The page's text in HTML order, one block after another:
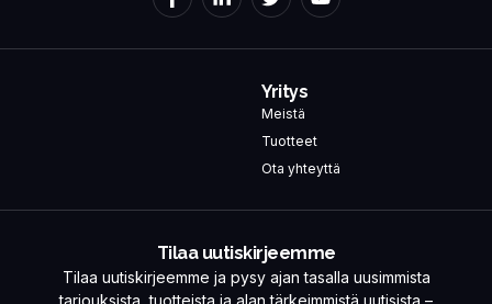
Yritys
Meistä
Tuotteet
Ota yhteyttä
Tilaa uutiskirjeemme
Tilaa uutiskirjeemme ja pysy ajan tasalla uusimmista
tarjouksista, tuotteista ja alan tärkeimmistä uutisista –